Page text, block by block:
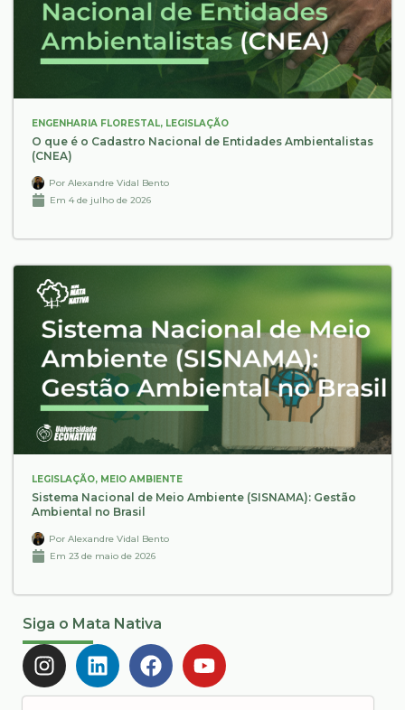
ENGENHARIA FLORESTAL, LEGISLAÇÃO
O que é o Cadastro Nacional de Entidades Ambientalistas
(CNEA)
Por Alexandre Vidal Bento
Em 4 de julho de 2026
LEGISLAÇÃO, MEIO AMBIENTE
Sistema Nacional de Meio Ambiente (SISNAMA): Gestão
Ambiental no Brasil
Por Alexandre Vidal Bento
Em 23 de maio de 2026
Siga o Mata Nativa